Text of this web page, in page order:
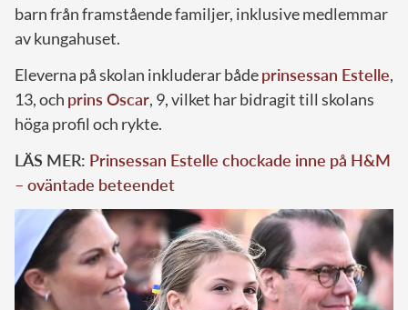
barn från framstående familjer, inklusive medlemmar
av kungahuset.
Eleverna på skolan inkluderar bådeprinsessan Estelle,
13, och prins Oscar, 9, vilket har bidragit till skolans
höga profil och rykte.
LÄS MER: Prinsessan Estelle chockade inne på H&M
– oväntade beteendet